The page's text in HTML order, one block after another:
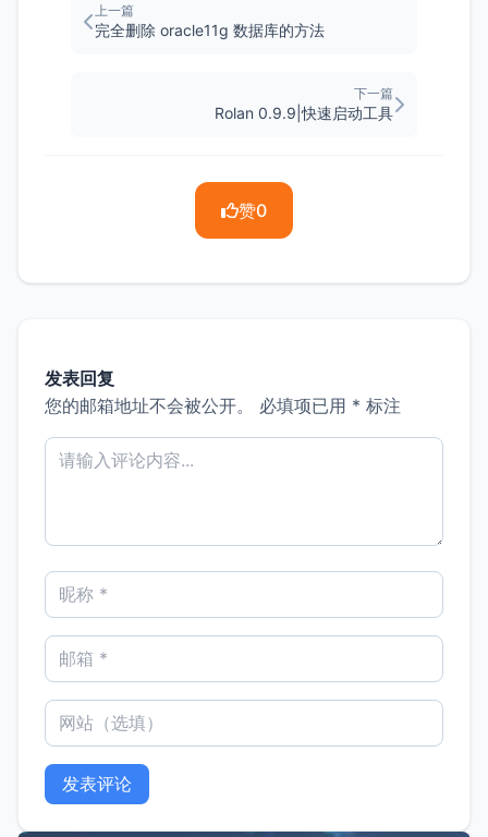
上一篇
完全删除 oracle11g 数据库的方法
下一篇
Rolan 0.9.9|快速启动工具
赞0
发表回复
您的邮箱地址不会被公开。
必填项已用 * 标注